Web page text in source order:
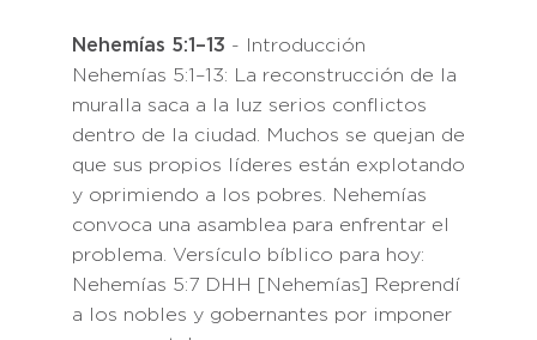
Nehemías 5:1–13 - Introducción
Nehemías 5:1–13: La reconstrucción de la
muralla saca a la luz serios conflictos
dentro de la ciudad. Muchos se quejan de
que sus propios líderes están explotando
y oprimiendo a los pobres. Nehemías
convoca una asamblea para enfrentar el
problema. Versículo bíblico para hoy:
Nehemías 5:7 DHH [Nehemías] Reprendí
a los nobles y gobernantes por imponer